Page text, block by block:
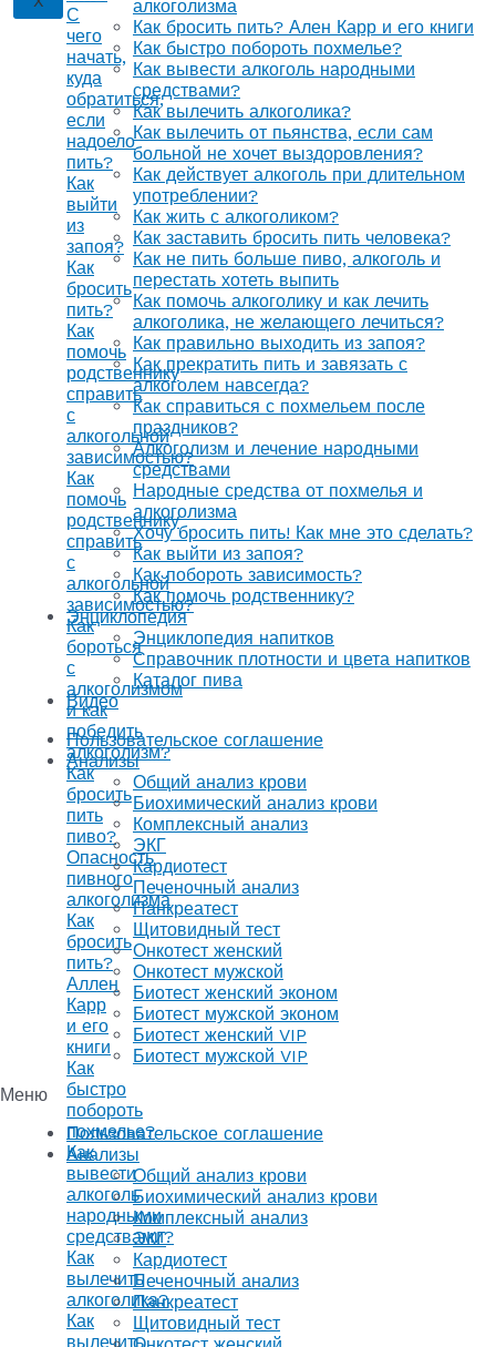
С
чего
начать,
куда
обратиться,
если
надоело
пить?
Как
выйти
из
запоя?
Как
бросить
пить?
Как
помочь
родственнику
справить
с
алкогольной
зависимостью?
Как
помочь
родственнику
справить
с
алкогольной
зависимостью?
Как
бороться
с
алкоголизмом
и как
победить
алкоголизм?
Как
бросить
пить
пиво?
Опасность
пивного
алкоголизма
Как
бросить
пить?
Аллен
Карр
и его
книги
Как
быстро
побороть
похмелье?
Как
вывести
алкоголь
народными
средствами?
Как
вылечить
алкоголика?
Как
вылечить
алкоголизма
Как бросить пить? Ален Карр и его книги
Как быстро побороть похмелье?
Как вывести алкоголь народными
средствами?
Как вылечить алкоголика?
Как вылечить от пьянства, если сам
больной не хочет выздоровления?
Как действует алкоголь при длительном
употреблении?
Как жить с алкоголиком?
Как заставить бросить пить человека?
Как не пить больше пиво, алкоголь и
перестать хотеть выпить
Как помочь алкоголику и как лечить
алкоголика, не желающего лечиться?
Как правильно выходить из запоя?
Как прекратить пить и завязать с
алкоголем навсегда?
Как справиться с похмельем после
праздников?
Алкоголизм и лечение народными
средствами
Народные средства от похмелья и
алкоголизма
Хочу бросить пить! Как мне это сделать?
Как выйти из запоя?
Как побороть зависимость?
Как помочь родственнику?
Энциклопедия
Энциклопедия напитков
Справочник плотности и цвета напитков
Каталог пива
Видео
Пользовательское соглашение
Анализы
Общий анализ крови
Биохимический анализ крови
Комплексный анализ
ЭКГ
Кардиотест
Печеночный анализ
Панкреатест
Щитовидный тест
Онкотест женский
Онкотест мужской
Биотест женский эконом
Биотест мужской эконом
Биотест женский VIP
Биотест мужской VIP
Меню
Пользовательское соглашение
Анализы
Общий анализ крови
Биохимический анализ крови
Комплексный анализ
ЭКГ
Кардиотест
Печеночный анализ
Панкреатест
Щитовидный тест